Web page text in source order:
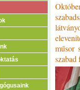
műsor
szabad